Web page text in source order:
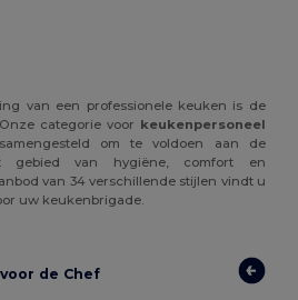
van een professionele keuken is de
categorie voor keukenpersoneel
om te voldoen aan de
gebied van hygiëne, comfort en
van 34 verschillende stijlen vindt u
uw keukenbrigade.
de Chef